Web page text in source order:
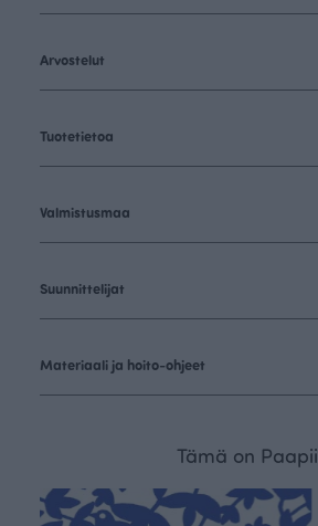
Arvostelut
Tuotetietoa
Valmistusmaa
Suunnittelijat
Materiaali ja hoito-ohjeet
Tämä on Paapii